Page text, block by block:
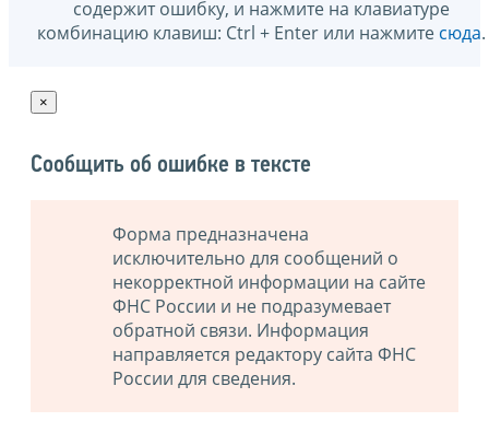
содержит ошибку, и нажмите на клавиатуре
комбинацию клавиш: Ctrl + Enter или нажмите сюда.
×
Сообщить об ошибке в тексте
Форма предназначена
исключительно для сообщений о
некорректной информации на сайте
ФНС России и не подразумевает
обратной связи. Информация
направляется редактору сайта ФНС
России для сведения.